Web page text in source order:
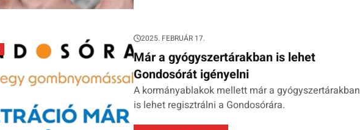
2025. FEBRUÁR 17.
Már a gyógyszertárakban is lehet
Gondosórát igényelni
A kormányablakok mellett már a gyógyszertárakban
is lehet regisztrálni a Gondosórára.